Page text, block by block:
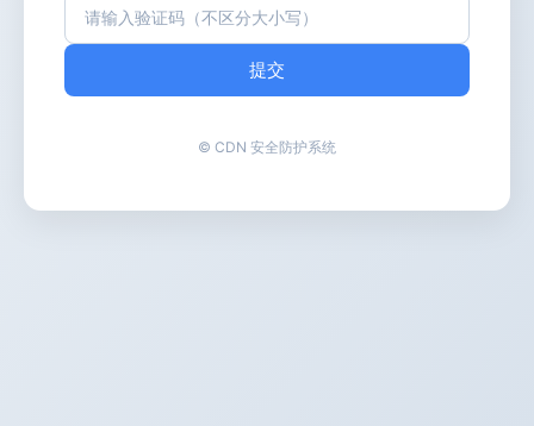
提交
© CDN 安全防护系统